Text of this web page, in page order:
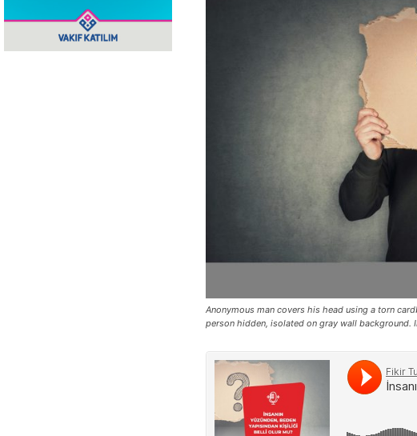
Anonymous man covers his head using a torn
person hidden, isolated on gray wall